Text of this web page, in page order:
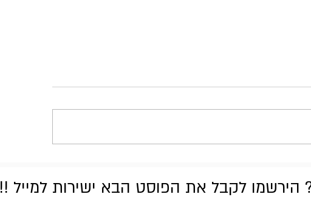
Kiss - Kiss
הירשמו לקבל את הפוסט הבא ישירות למייל !!